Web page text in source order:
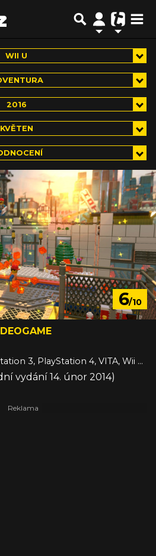
WII U
2016
KVĚTEN
6/10
3DS, Android, PC, PlayStation 3, PlayStation 4, VITA, Wii U, Xbox 360, Xbox One, iOS
vydání 14. únor 2014)